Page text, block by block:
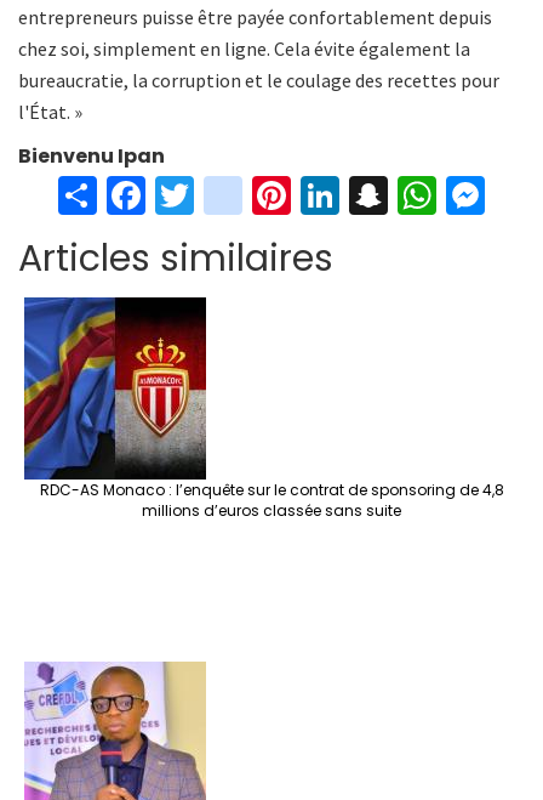
entrepreneurs puisse être payée confortablement depuis
chez soi, simplement en ligne. Cela évite également la
bureaucratie, la corruption et le coulage des recettes pour
l'État. »
Bienvenu Ipan
S
h
ar
e
Fa
ce
b
o
o
k
T
wi
tt
er
in
st
ag
Pi
er
Li S W
Articles similaires
RDC-AS Monaco : l’enquête sur le contrat de sponsoring de 4,8
millions d’euros classée sans suite